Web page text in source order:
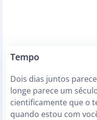
Tempo
Dois dias juntos
longe parece um
cientificamente que o
quando estou com